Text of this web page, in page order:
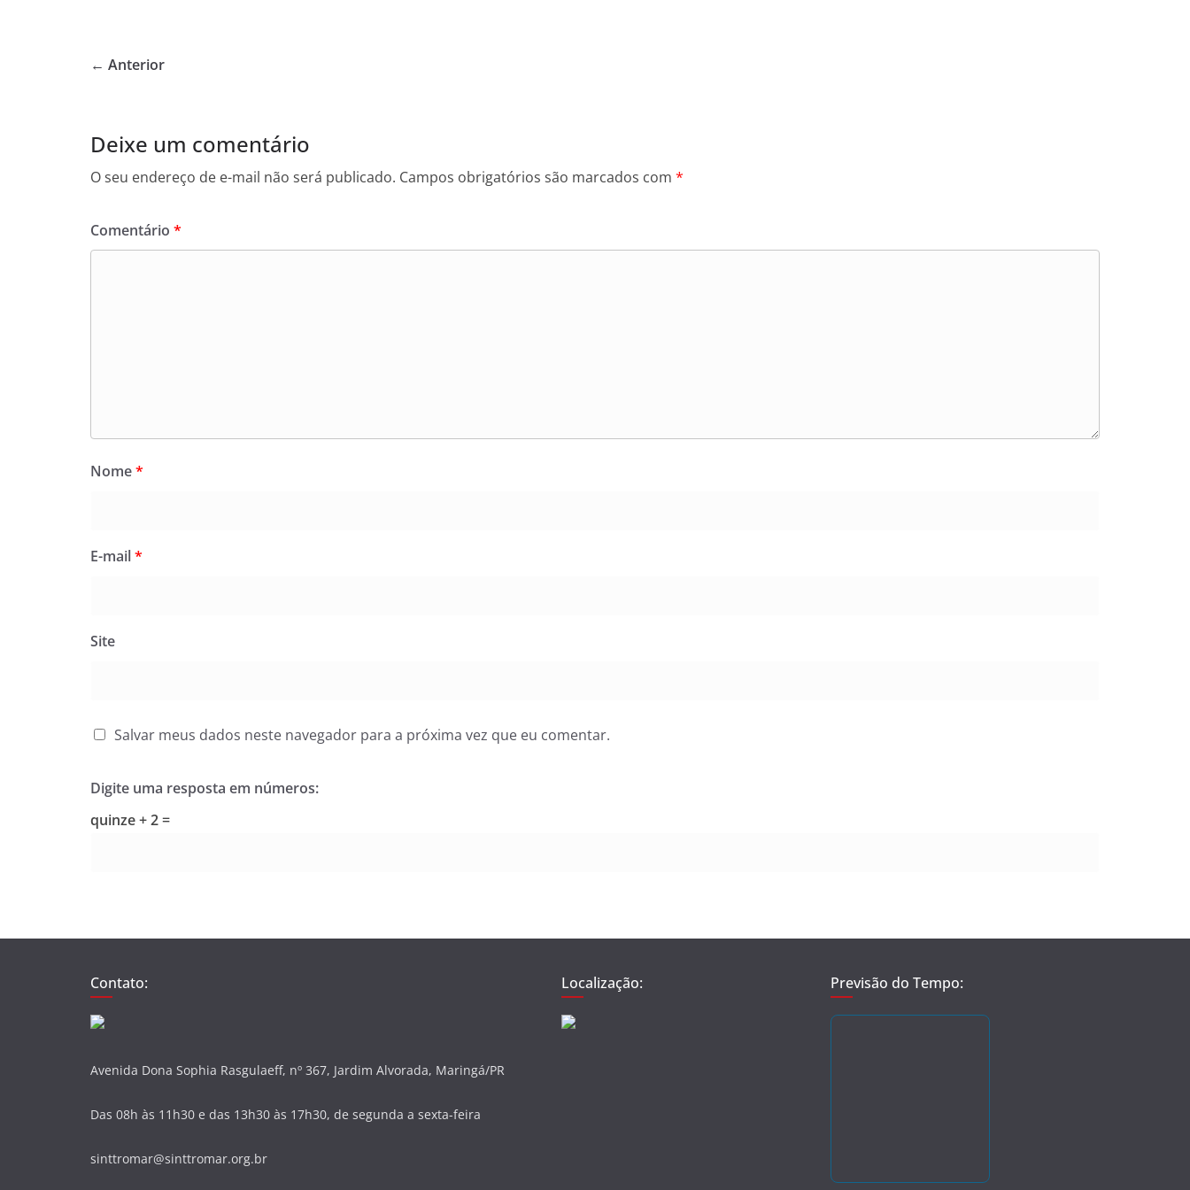
e
o
k
p
← Anterior
Deixe um comentário
O seu endereço de e-mail não será publicado. Campos obrigatórios são marcados com *
Comentário *
Nome*
E-mail*
Site
Salvar meus dados neste navegador para a próxima vez que eu comentar.
Digite uma resposta em números:
quinze + 2 =
Contato:
Avenida Dona Sophia Rasgulaeff, nº 367, Jardim Alvorada, Maringá/PR
Das 08h às 11h30 e das 13h30 às 17h30, de segunda a sexta-feira
sinttromar@sinttromar.org.br
Localização: Previsão do Tempo: